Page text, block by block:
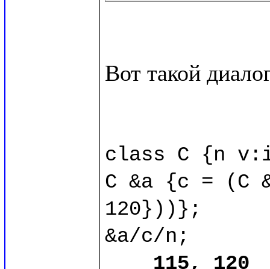
Вот такой
class C {n
C &a {c = (C
120}))};
&a/c/n;
115, 120